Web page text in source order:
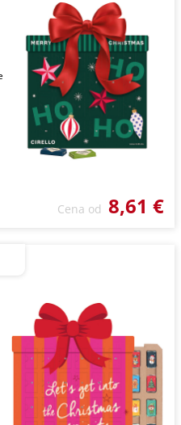
Cena od 8,61 €